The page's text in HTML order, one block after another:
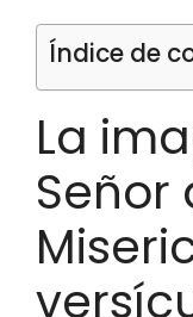
Índice de
La
Señor